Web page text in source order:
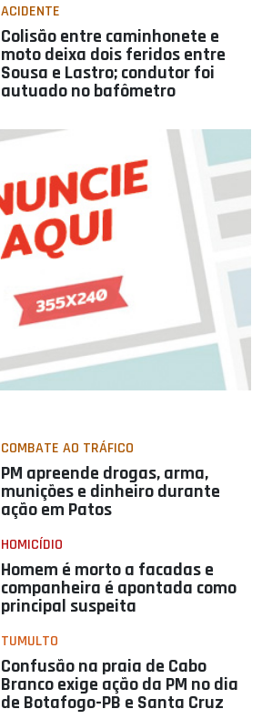
ACIDENTE
Colisão entre caminhonete e
moto deixa dois feridos entre
Sousa e Lastro; condutor foi
autuado no bafômetro
COMBATE AO TRÁFICO
PM apreende drogas, arma,
munições e dinheiro durante
ação em Patos
HOMICÍDIO
Homem é morto a facadas e
companheira é apontada como
principal suspeita
TUMULTO
Confusão na praia de Cabo
Branco exige ação da PM no dia
de Botafogo-PB e Santa Cruz